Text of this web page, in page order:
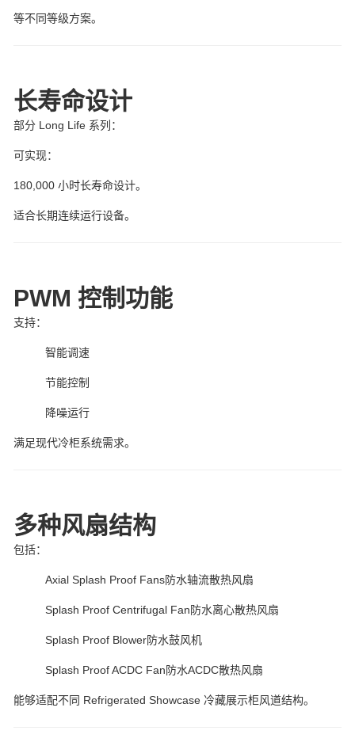
等不同等级方案。
长寿命设计
部分 Long Life 系列：
可实现：
180,000 小时长寿命设计。
适合长期连续运行设备。
PWM 控制功能
支持：
智能调速
节能控制
降噪运行
满足现代冷柜系统需求。
多种风扇结构
包括：
Axial Splash Proof Fans防水轴流散热风扇
Splash Proof Centrifugal Fan防水离心散热风扇
Splash Proof Blower防水鼓风机
Splash Proof ACDC Fan防水ACDC散热风扇
能够适配不同 Refrigerated Showcase 冷藏展示柜风道结构。